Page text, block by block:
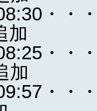
・・
加
・・
加
・・